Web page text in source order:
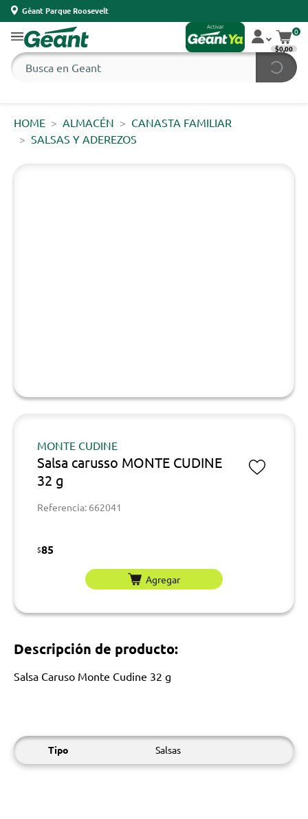
Géant Parque Roosevelt
0
$0,00
HOME ALMACÉN
CANASTA FAMILIAR
SALSAS Y ADEREZOS
MONTE CUDINE
Salsa carusso MONTE CUDINE
32 g
Referencia: 662041
$85
Agregar
Descripción de producto:
Salsa Caruso Monte Cudine 32 g
Tipo Salsas